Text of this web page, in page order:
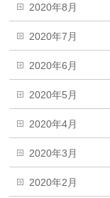
2020年8月
2020年7月
2020年6月
2020年5月
2020年4月
2020年3月
2020年2月